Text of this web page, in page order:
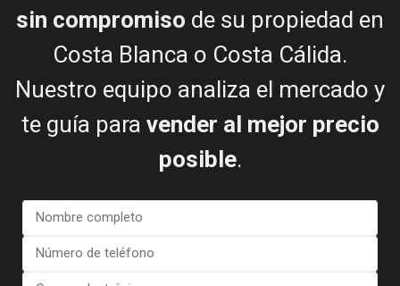
Bungalow in Torrevieja (Alica...
€ 363.000
2 dormitorios 2 BA 158
sin compromiso de su propiedad en
Costa Blanca o Costa Cálida.
Nuestro equipo analiza el mercado y
te guía para vender al mejor precio
posible.